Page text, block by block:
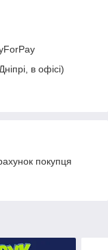
в офісі)
покупця